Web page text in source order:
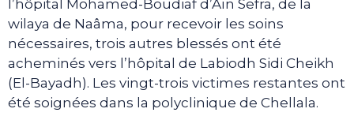
l’hôpital Mohamed-Boudiaf d’Aïn Sefra, de la
wilaya de Naâma, pour recevoir les soins
nécessaires, trois autres blessés ont été
acheminés vers l’hôpital de Labiodh Sidi Cheikh
(El-Bayadh). Les vingt-trois victimes restantes ont
été soignées dans la polyclinique de Chellala.